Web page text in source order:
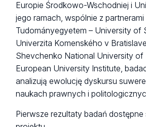
Europie Środkowo-Wschodniej i
jego ramach, wspólnie z partnerami
Tudományegyetem – University of
Univerzita Komenského v
Shevchenko National University of
European University Institute,
analizują ewolucję dyskursu
naukach prawnych i
Pierwsze rezultaty badań